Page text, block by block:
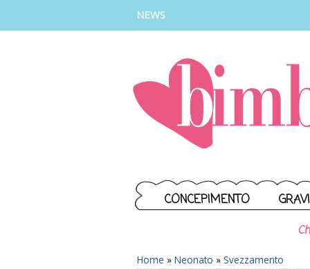
NEWS
CONCEPIMENTO
Home » Neonato » Svezzamento